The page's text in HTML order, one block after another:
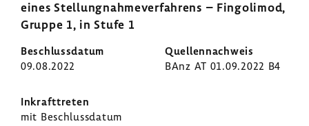
eines Stel­lung­nah­me­ver­fah­rens – Fingo­limod,
Gruppe 1, in Stufe 1
09.08.2022 BAnz AT 01.09.2022 B4
mit Beschluss­datum